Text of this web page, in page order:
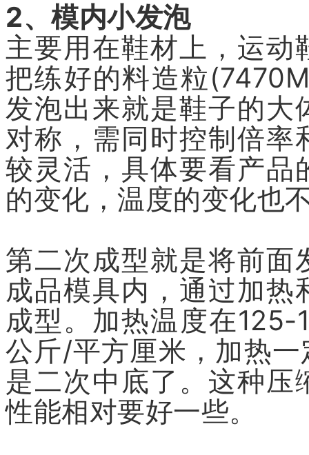
2、模内小发泡
主要用在鞋材上，运动
把练好的料造粒
发泡出来就是鞋子的大
对称，需同时控制倍率
较灵活，具体要看产品
的变化，温度的变化也
第二次成型就是将前面
成品模具内，通过加热
成型。加热温度在
公斤/平方厘米，加热
是二次中底了。这种压
性能相对要好一些。